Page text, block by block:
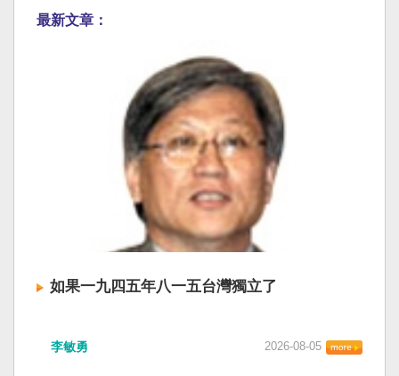
最新文章：
如果一九四五年八一五台灣獨立了
李敏勇 2026-08-05